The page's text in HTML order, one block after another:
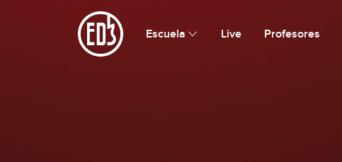
Escuela Live Profesores
Escuela de Bajistas